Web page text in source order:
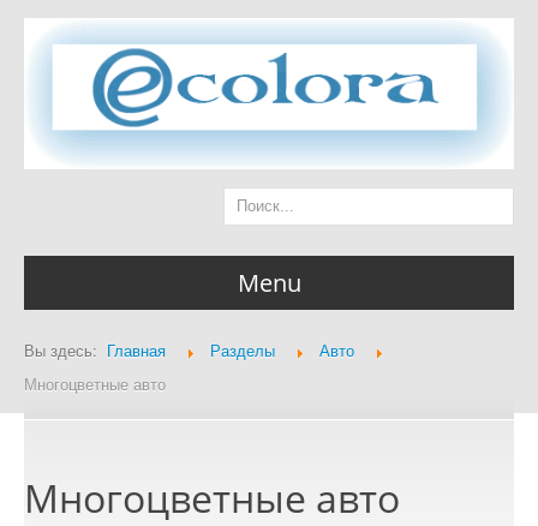
Menu
Главная страница
Разделы
Вы здесь: Главная Разделы
Авто
Многоцветные авто
Многоцветные авто